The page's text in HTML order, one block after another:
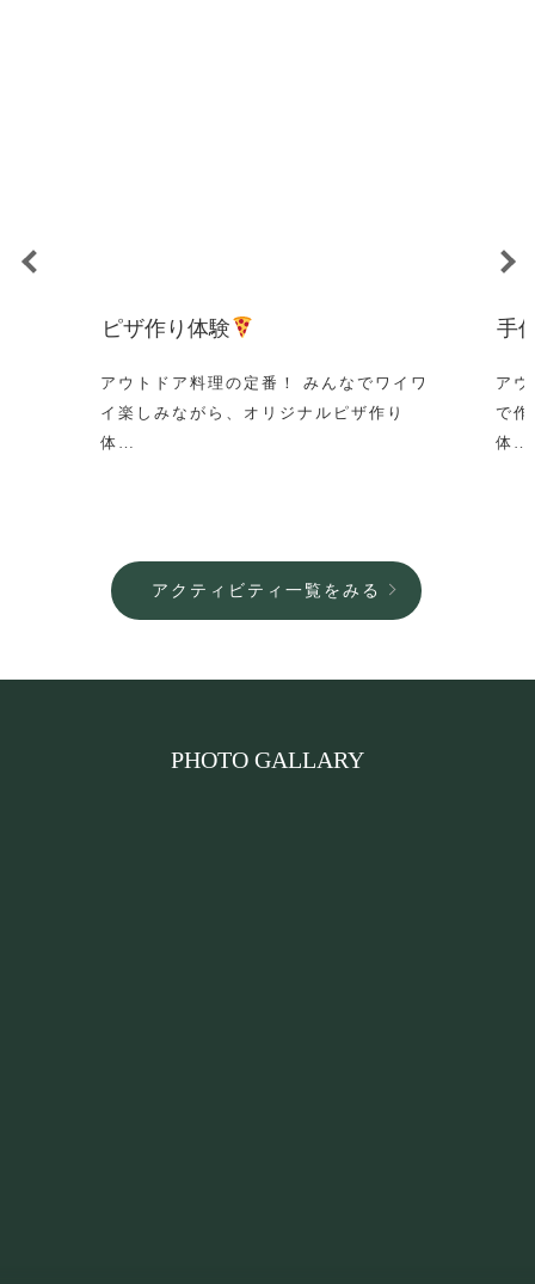
ピザ作り体験
アウトドア料理の定番！ みんなでワイワ
イ楽しみながら、オリジナルピザ作り
体…
手
ア
で作
体…
アクティビティ一覧をみる
PHOTO GALLARY